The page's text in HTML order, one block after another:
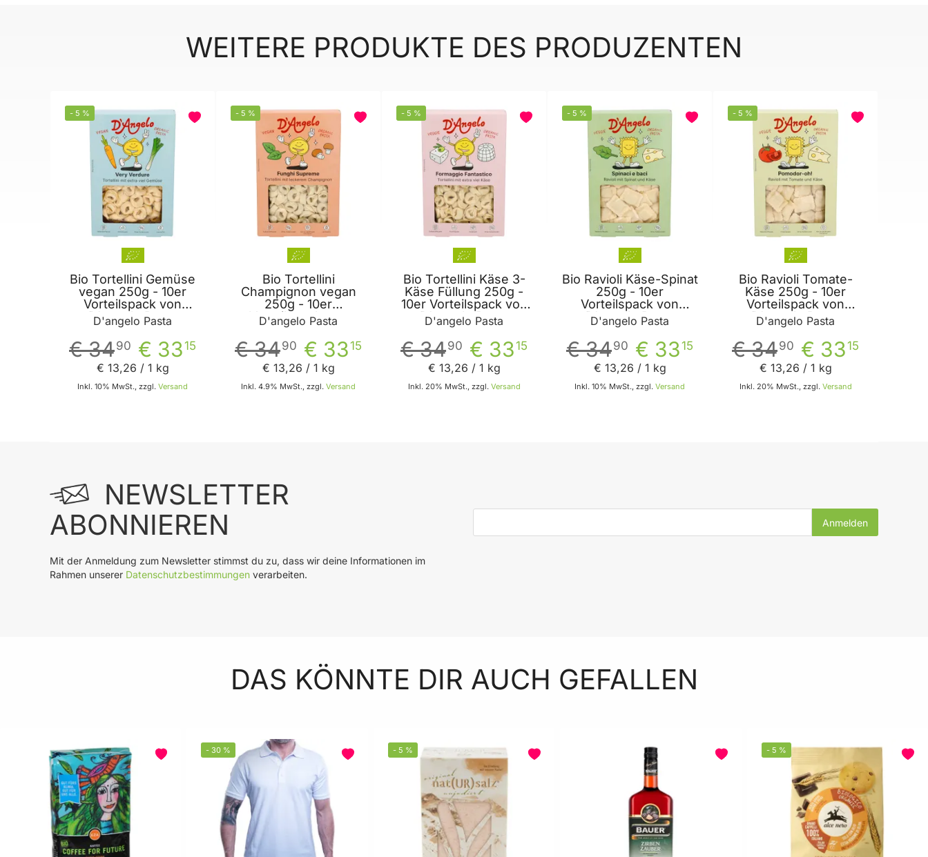
WEITERE PRODUKTE DES PRODUZENTEN
- 5 %
Bio Tortellini Gemüse
vegan 250g - 10er
Vorteilspack von
D'angelo Pasta
D'angelo Pasta
€ 3315
€ 3490
Inkl. 10% MwSt., zzgl. Versand
€ 13,26 / 1 kg
- 5 %
Bio Tortellini
Champignon vegan
250g - 10er
Vorteilspack von
D'angelo Pasta
D'angelo Pasta
€ 3315
€ 3490
Inkl. 4.9% MwSt., zzgl. Versand
€ 13,26 / 1 kg
- 5 %
Bio Tortellini Käse 3-
Käse Füllung 250g -
10er Vorteilspack von
D'angelo Pasta
D'angelo Pasta
€ 3315
€ 3490
Inkl. 20% MwSt., zzgl. Versand
€ 13,26 / 1 kg
- 5 %
Bio Ravioli Käse-Spinat
250g - 10er
Vorteilspack von
D'angelo Pasta
D'angelo Pasta
€ 3315
€ 3490
Inkl. 10% MwSt., zzgl. Versand
€ 13,26 / 1 kg
- 5 %
Bio Ravioli Tomate-
Käse 250g - 10er
Vorteilspack von
D'angelo Pasta
D'angelo Pasta
€ 3315
€ 3490
Inkl. 20% MwSt., zzgl. Versand
€ 13,26 / 1 kg
NEWSLETTER
ABONNIEREN
Mit der Anmeldung zum Newsletter stimmst du zu, dass wir deine Informationen im
Rahmen unserer Datenschutzbestimmungen verarbeiten.
DAS KÖNNTE DIR AUCH GEFALLEN
-30 % - 5 % - 5 %